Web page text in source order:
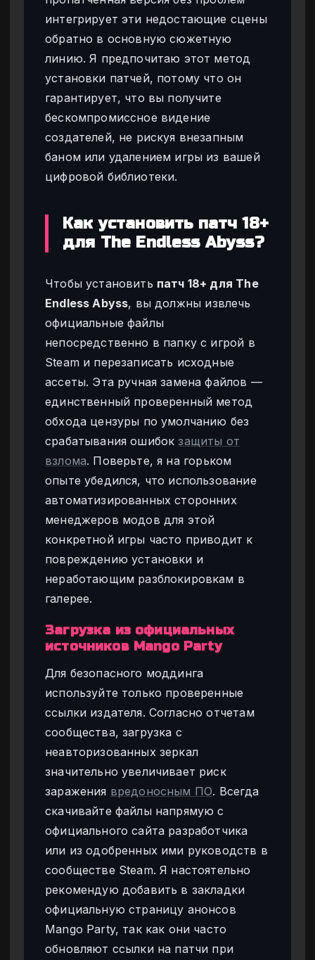
интегрирует эти недостающие сцены
обратно в основную сюжетную
линию. Я предпочитаю этот метод
установки патчей, потому что он
гарантирует, что вы получите
бескомпромиссное видение
создателей, не рискуя внезапным
баном или удалением игры из вашей
цифровой библиотеки.
Как установить патч 18+
для The Endless Abyss?
Чтобы установить патч 18+ для The
Endless Abyss, вы должны извлечь
официальные файлы
непосредственно в папку с игрой в
Steam и перезаписать исходные
ассеты. Эта ручная замена файлов —
единственный проверенный метод
обхода цензуры по умолчанию без
срабатывания ошибок защиты от
взлома. Поверьте, я на горьком
опыте убедился, что использование
автоматизированных сторонних
менеджеров модов для этой
конкретной игры часто приводит к
повреждению установки и
неработающим разблокировкам в
галерее.
Загрузка из официальных
источников Mango Party
Для безопасного моддинга
используйте только проверенные
ссылки издателя. Согласно отчетам
сообщества, загрузка с
неавторизованных зеркал
значительно увеличивает риск
заражения вредоносным ПО. Всегда
скачивайте файлы напрямую с
официального сайта разработчика
или из одобренных ими руководств в
сообществе Steam. Я настоятельно
рекомендую добавить в закладки
официальную страницу анонсов
Mango Party, так как они часто
обновляют ссылки на патчи при